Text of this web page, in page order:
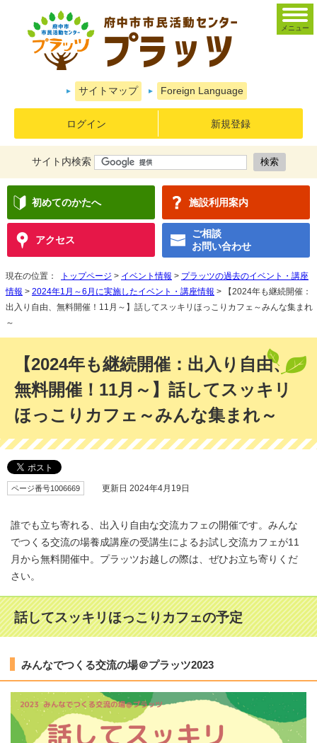
サイトマップ Foreign Language
ログイン 新規登録
サイト内検索
初めてのかたへ 施設利用案内
アクセス
ご相談
お問い合わせ
メニュー
現在の位置： トップページ > イベント情報 > プラッツの過去のイベント・講座
情報 > 2024年1月～6月に実施したイベント・講座情報 > 【2024年も継続開催：
出入り自由、無料開催！11月～】話してスッキリほっこりカフェ～みんな集まれ
～
【2024年も継続開催：出入り自由、
無料開催！11月～】話してスッキリ
ほっこりカフェ～みんな集まれ～
ページ番号1006669 更新日 2024年4月19日
誰でも立ち寄れる、出入り自由な交流カフェの開催です。みんな
でつくる交流の場養成講座の受講生によるお試し交流カフェが11
月から無料開催中。プラッツお越しの際は、ぜひお立ち寄りくだ
さい。
話してスッキリほっこりカフェの予定
みんなでつくる交流の場＠プラッツ2023